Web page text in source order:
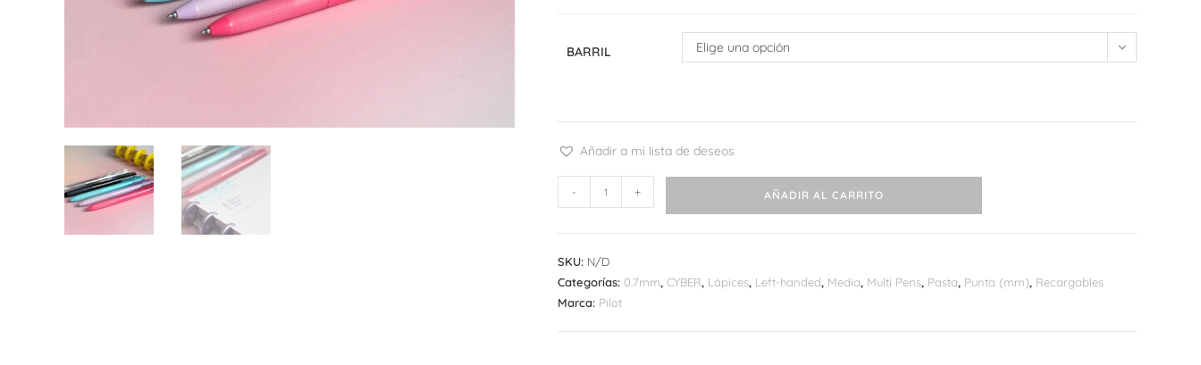
web
BARRIL Elige una opción
Añadir a mi lista de deseos
Super
3
cantidad
- + AÑADIR AL CARRITO
SKU: N/D
Categorías: 0.7mm, CYBER, Lápices, Left-handed, Media, Multi Pens, Pasta, Punta (mm), Recargables
Marca: Pilot